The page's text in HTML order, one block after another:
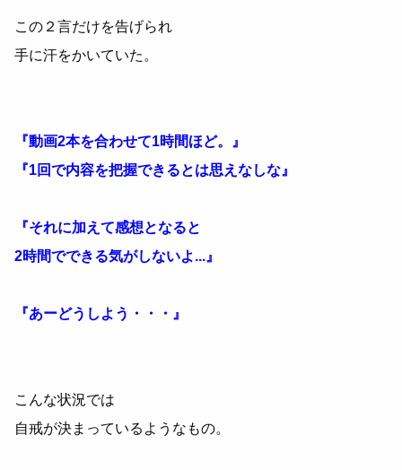
この２言だけを告げられ
手に汗をかいていた。
『動画2本を合わせて1時間ほど。』
『1回で内容を把握できるとは思えなしな』
『それに加えて感想となると
2時間でできる気がしないよ...』
『あーどうしよう・・・』
こんな状況では
自戒が決まっているようなもの。